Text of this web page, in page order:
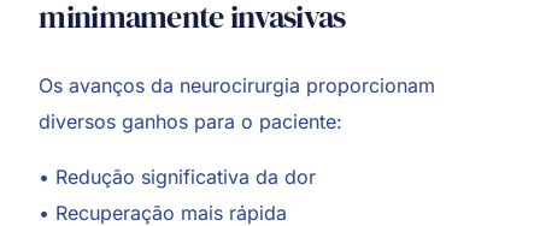
minimamente invasivas
Os avanços da neurocirurgia proporcionam
diversos ganhos para o paciente:
• Redução significativa da dor
• Recuperação mais rápida